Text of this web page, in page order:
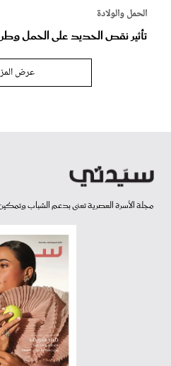
الحمل والولادة
تأثير نقص الحديد على الحمل
عرض
مجلة الأسرة العصرية تعنى بدعم الشباب